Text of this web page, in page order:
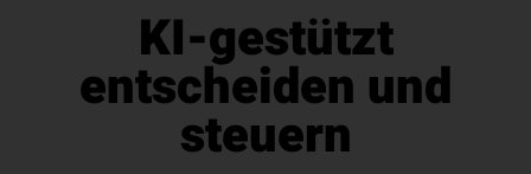
KI-gestützt
entscheiden und
steuern